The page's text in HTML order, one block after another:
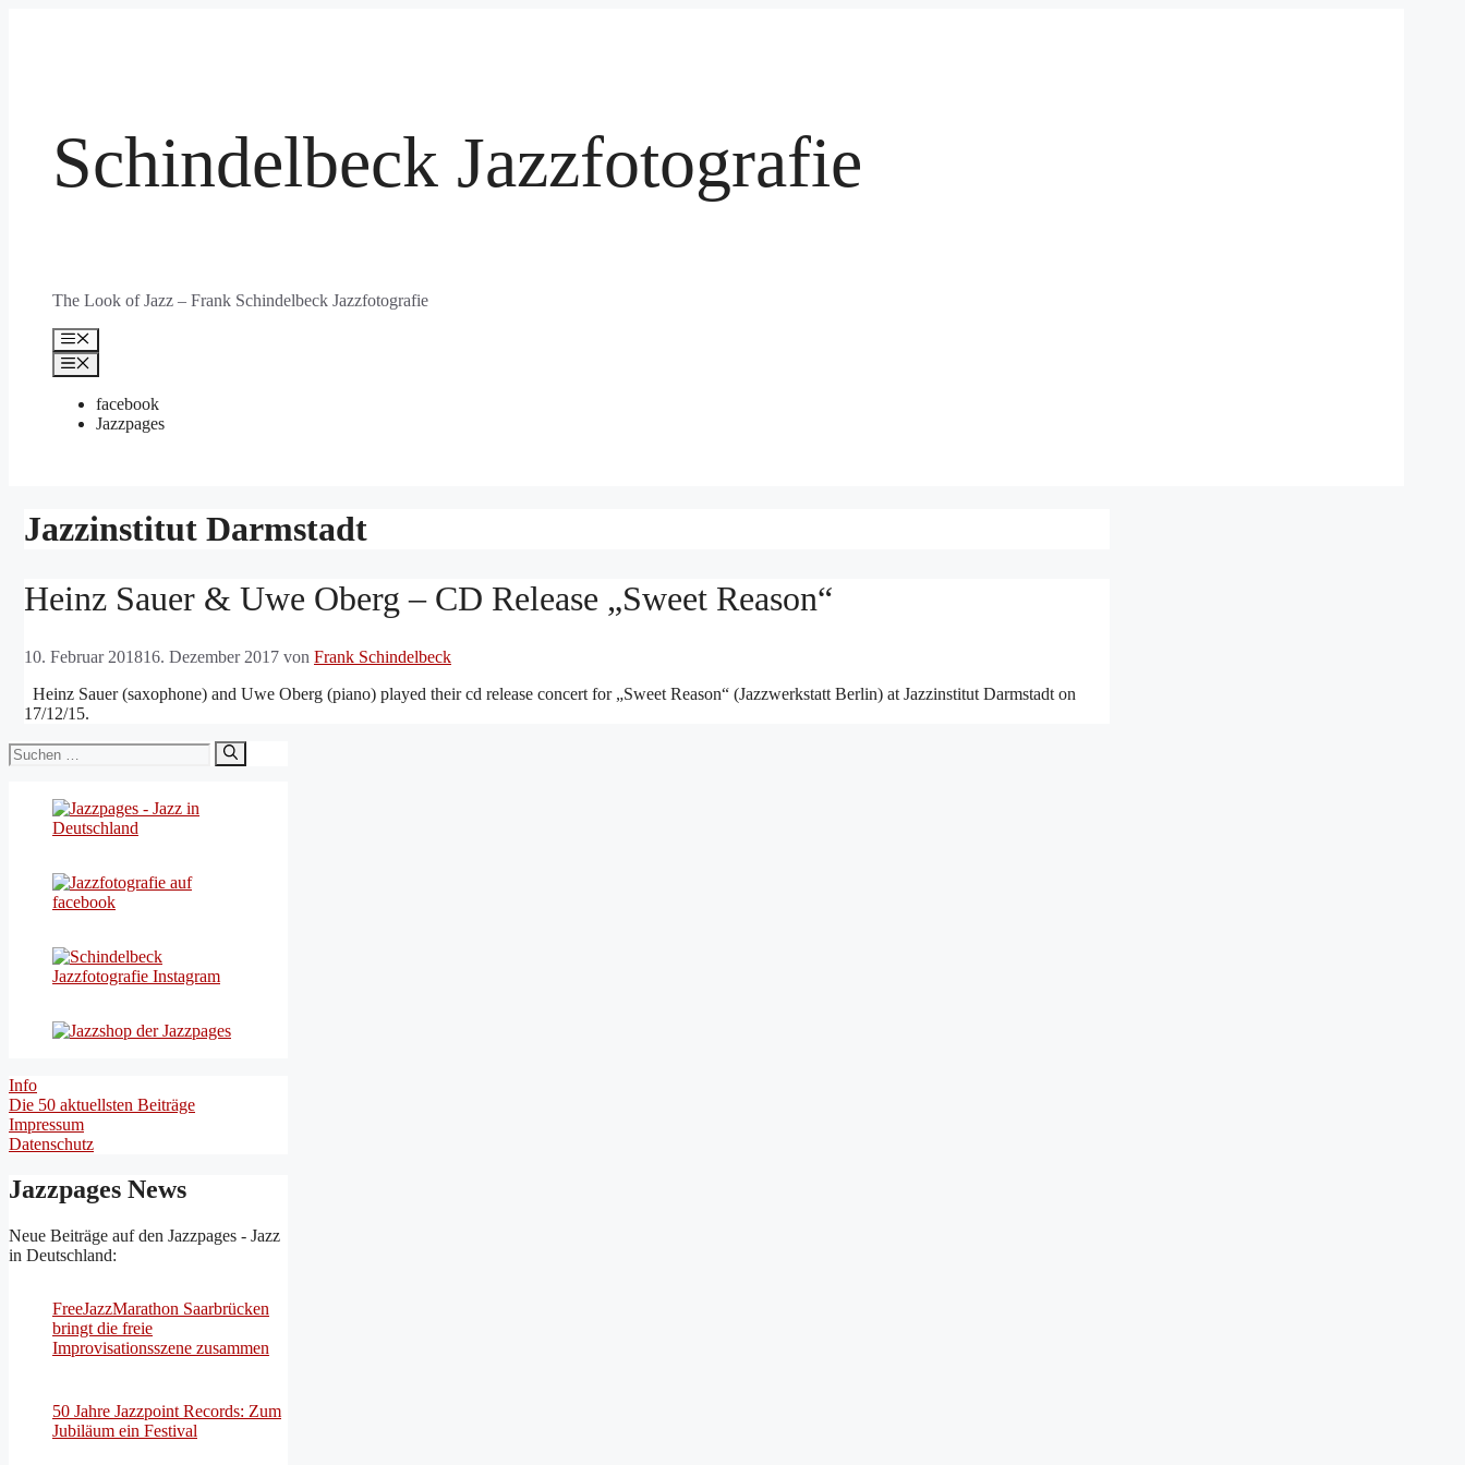
Schindelbeck Jazzfotografie
The Look of Jazz – Frank Schindelbeck Jazzfotografie
Menü
Menü
facebook
Jazzpages
Jazzinstitut Darmstadt
Heinz Sauer & Uwe Oberg – CD Release „Sweet Reason“
10. Februar 201816. Dezember 2017 von Frank Schindelbeck
Heinz Sauer (saxophone) and Uwe Oberg (piano) played their cd release concert for „Sweet Reason“ (Jazzwerkstatt Berlin) at Jazzinstitut Darmstadt on
17/12/15.
Suchen
nach:
Info
Die 50 aktuellsten Beiträge
Impressum
Datenschutz
Jazzpages News
Neue Beiträge auf den Jazzpages - Jazz
in Deutschland:
FreeJazzMarathon Saarbrücken
bringt die freie
Improvisationsszene zusammen
50 Jahre Jazzpoint Records: Zum
Jubiläum ein Festival